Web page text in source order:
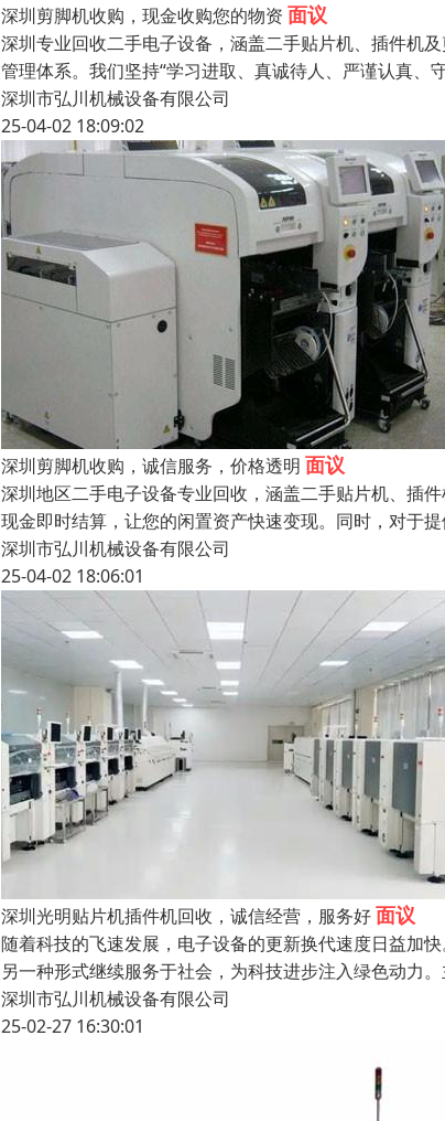
深圳剪脚机收购，现金收购您的物资 面议
深圳专业回收二手电子设备，涵盖二手贴片机、插件机
管理体系。我们坚持“学习进取、真诚待人、严谨认真
深圳市弘川机械设备有限公司
25-04-02 18:09:02
深圳剪脚机收购，诚信服务，价格透明 面议
深圳地区二手电子设备专业回收，涵盖二手贴片机、插
现金即时结算，让您的闲置资产快速变现。同时，对于
深圳市弘川机械设备有限公司
25-04-02 18:06:01
深圳光明贴片机插件机回收，诚信经营，服务好面议
随着科技的飞速发展，电子设备的更新换代速度日益加
另一种形式继续服务于社会，为科技进步注入绿色动力
深圳市弘川机械设备有限公司
25-02-27 16:30:01